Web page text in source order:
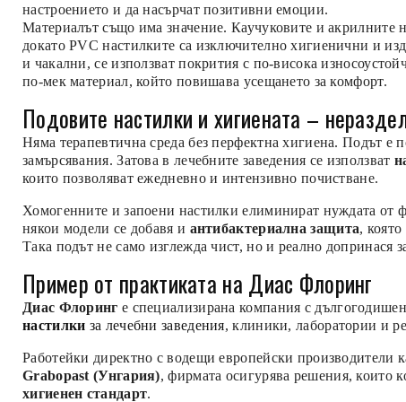
настроението и да насърчат позитивни емоции.
Материалът също има значение. Каучуковите и акрилните
докато PVC настилките са изключително хигиенични и
и чакални, се използват покрития с по-висока
по-мек материал, който повишава усещането за комфорт.
Подовите настилки и хигиената –
Няма терапевтична среда без перфектна хигиена. Подът е
замърсявания. Затова в лечебните заведения се използват
които позволяват ежедневно и интензивно почистване.
Хомогенните и запоени настилки елиминират нуждата от
някои модели се добавя и антибактериална защита,
Така подът не само изглежда чист, но и реално допринася
Пример от практиката на Диас Флоринг
Диас Флоринг е специализирана компания с
настилки за лечебни заведения, клиники, лаборатории и
Работейки директно с водещи европейски производители
Grabopast (Унгария), фирмата осигурява решения, които
хигиенен стандарт.